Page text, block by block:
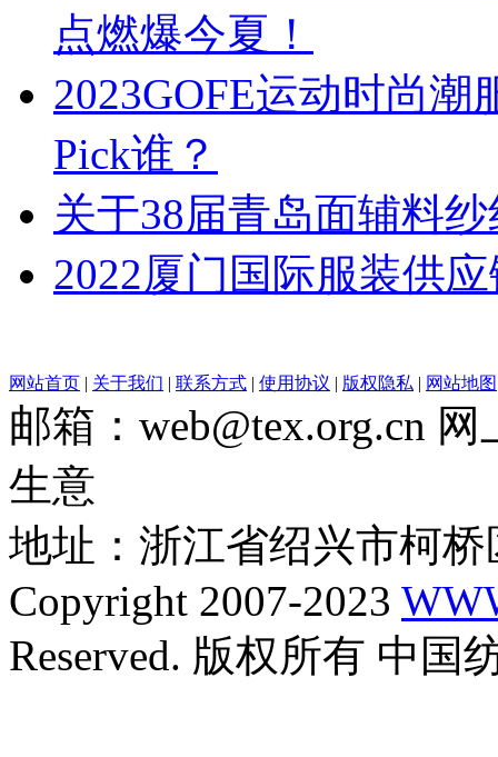
点燃爆今夏！
2023GOFE运动时尚
Pick谁？
关于38届青岛面辅料
2022厦门国际服装供
网站首页 | 关于我们 | 联系方式 | 使用协议 | 版权隐私 | 网站地图
邮箱：web@tex.org.cn
生意
地址：浙江省绍兴市柯
Copyright 2007-2023
Reserved. 版权所有 中国